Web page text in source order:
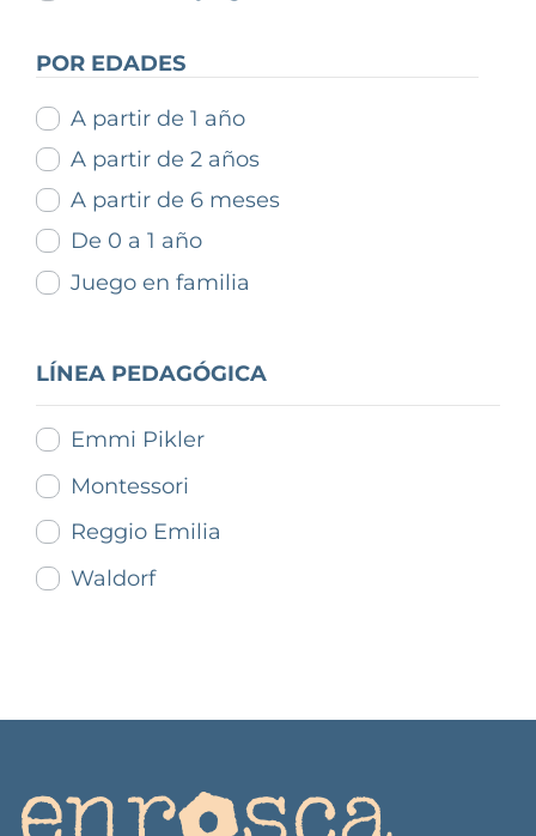
POR EDADES
A partir de 1 año
A partir de 2 años
A partir de 6 meses
De 0 a 1 año
Juego en familia
LÍNEA PEDAGÓGICA
Emmi Pikler
Montessori
Reggio Emilia
Waldorf